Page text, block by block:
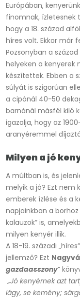
Európában,
finomnak, ízletesnek
hogy a 18. század
híres volt. Ekkor már
Pozsonyban a
helyeken a
készítettek. Ebben a
súlyát is szigorúan
a cipónál 40-50
barnánál másfél kiló
igazolja, hogy az
aranyéremmel
Milyen a jó
A múltban is, és
melyik a jó? Ezt nem
emberek ízlése és a
napjainkban a
kalauzok” is,
milyen kenyér illik.
A 18-19. századi
jellemző? Ezt
gazdaasszony”
„Jó kenyérnek azt
lágy, se kemény;